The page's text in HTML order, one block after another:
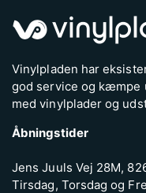
Vinylpladen har
god service og kæmpe
med vinylplader og
Åbningstider
Jens Juuls Vej 28M,
Tirsdag, Torsdag og